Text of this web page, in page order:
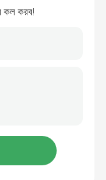
কল করব!